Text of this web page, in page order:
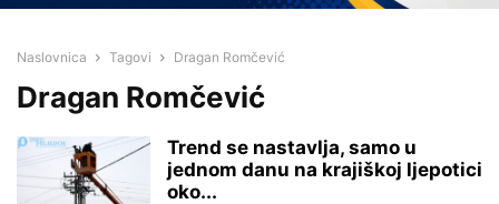
Naslovnica Tagovi Dragan Romčević
Dragan Romčević
Trend se nastavlja, samo u
jednom danu na krajiškoj ljepotici
oko...